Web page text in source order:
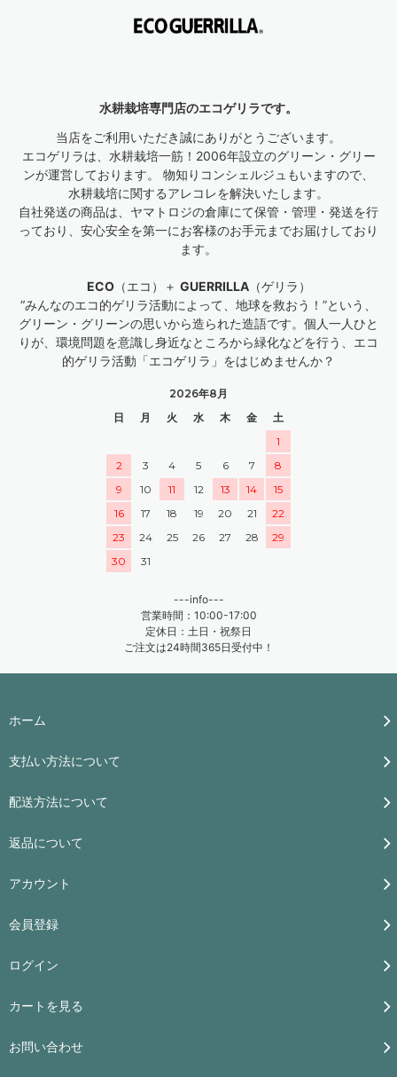
水耕栽培専門店のエコゲリラです。
当店をご利用いただき誠にありがとうございます。
エコゲリラは、水耕栽培一筋！2006年設立のグリーン・グリー
ンが運営しております。 物知りコンシェルジュもいますので、
水耕栽培に関するアレコレを解決いたします。
自社発送の商品は、ヤマトロジの倉庫にて保管・管理・発送を行
っており、安心安全を第一にお客様のお手元までお届けしており
ます。
ECO（エコ）＋ GUERRILLA（ゲリラ）
“みんなのエコ的ゲリラ活動によって、地球を救おう！”という、
グリーン・グリーンの思いから造られた造語です。個人一人ひと
りが、環境問題を意識し身近なところから緑化などを行う、エコ
的ゲリラ活動「エコゲリラ」をはじめませんか？
2026年8月
日
月 火 水 木 金
土
1
2
3 4 5 6 7
8
9
10 11 12 13 14
15
16
17 18 19 20 21
22
23
24 25 26 27 28
29
30
31
---info---
営業時間：10:00-17:00
定休日：土日・祝祭日
ご注文は24時間365日受付中！
ホーム
支払い方法について
配送方法について
返品について
アカウント
会員登録
ログイン
カートを見る
お問い合わせ